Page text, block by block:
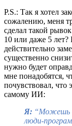
P.S.: Так я хотел
сожалению, меня
сделал такой
10 или даже 5
действительно
существенно
нужно будет
мне понадобятся,
почувствовал, что
самому ИИ:
Я: “Можешь
люди-